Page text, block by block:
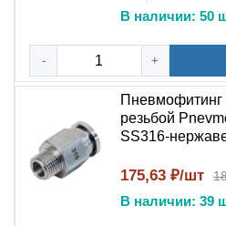
Пищевых производств
Химических заводов
Фармацевтических
Производителей
Пневмофитинг цанговый
SS316 сочетает:
В наличии: 50
- +
Пневмофитинг
резьбой
SS316-
175,63 ₽/шт
В наличии: 39